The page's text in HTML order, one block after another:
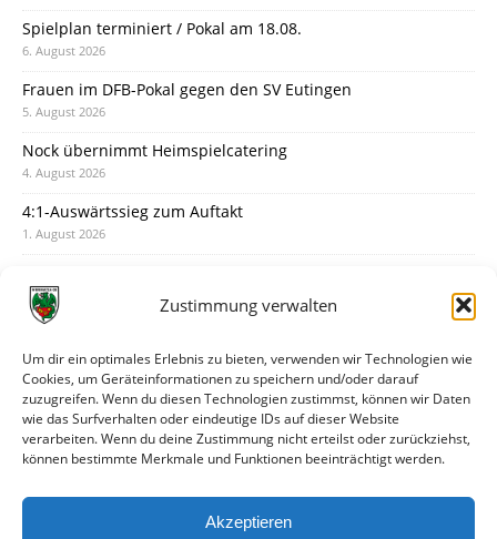
Zustimmung verwalten
Um dir ein optimales Erlebnis zu bieten, verwenden wir Technologien wie
Cookies, um Geräteinformationen zu speichern und/oder darauf
zuzugreifen. Wenn du diesen Technologien zustimmst, können wir Daten
wie das Surfverhalten oder eindeutige IDs auf dieser Website
verarbeiten. Wenn du deine Zustimmung nicht erteilst oder zurückziehst,
können bestimmte Merkmale und Funktionen beeinträchtigt werden.
Akzeptieren
Spielplan terminiert / Pokal am 18.08.
6. August 2026
Frauen im DFB-Pokal gegen den SV Eutingen
5. August 2026
Nock übernimmt Heimspielcatering
4. August 2026
4:1-Auswärtssieg zum Auftakt
1. August 2026
31. Juli 2026
30. Juli 2026
Deine Spielminute: 89+1
28. Juli 2026
Neuer Rückensponsor
Neue Podcast-Folge: So tickt Björn!